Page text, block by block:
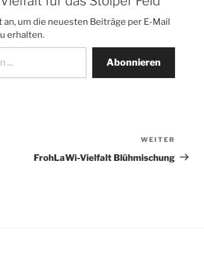
um die neuesten Beiträge per E-Mail
erhalten.
Abonnieren
Beitrag
WEITER
FrohLaWi-Vielfalt Blühmischung